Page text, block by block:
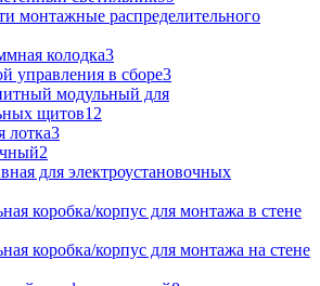
монтажные распределительного
колодка3
управления в сборе3
модульный для
щитов12
лотка3
2
для электроустановочных
коробка/корпус для монтажа в стене
коробка/корпус для монтажа на стене